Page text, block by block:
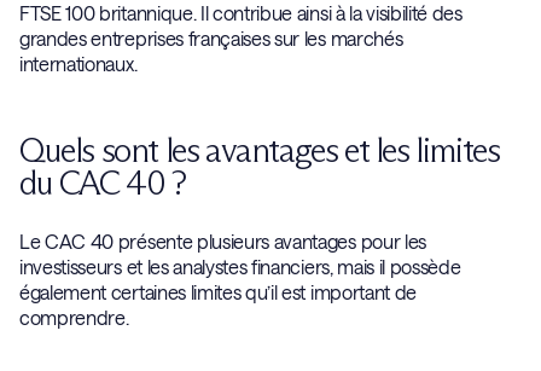
FTSE 100 britannique. Il contribue ainsi à la visibilité des
grandes entreprises françaises sur les marchés
internationaux.
Quels sont les avantages et les limites
du CAC 40 ?
Le CAC 40 présente plusieurs avantages pour les
investisseurs et les analystes financiers, mais il possède
également certaines limites qu’il est important de
comprendre.